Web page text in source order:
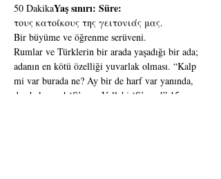
50 DakikaYaş sınırı: Süre:
τους κατοίκους της γειτονιάς μας.
Bir büyüme ve öğrenme serüveni.
Rumlar ve Türklerin bir arada yaşadığı bir ada;
adanın en kötü özelliği yuvarlak olması. “Kalp
mi var burada ne? Ay bir de harf var yanında,
dur bakayım! ‘S’ var. Vallahi ‘S’ var!” 15